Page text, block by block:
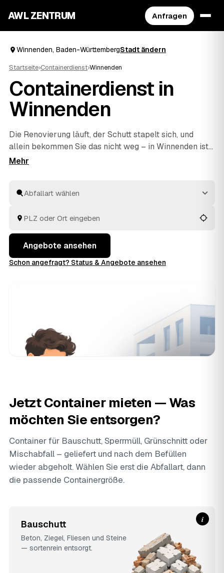
AWL ZENTRUM Anfragen
Winnenden, Baden-WürttembergStadt ändern
Startseite›Containerdienst›Winnenden
Containerdienst in
Winnenden
Die Renovierung läuft, der Schutt stapelt sich, und
allein bekommen Sie das nicht weg – in Winnenden ist
das der Moment für einen Container. Über AWL
mehrere Festpreis-Angebote geprüfter Anbieter ein.
Logistik kümmern müssen. Sie vergleichen die
und buchen, wenn der Preis stimmt.
Angebote ansehen
Schon angefragt? Status & Angebote ansehen
Jetzt Container mieten — Was
möchten Sie entsorgen?
Container für Bauschutt, Sperrmüll, Grünschnitt oder
Mischabfall – geliefert und nach dem Befüllen
wieder abgeholt. Wählen Sie erst die Abfallart, dann
die passende Containergröße.
Bauschutt
Beton, Ziegel, Fliesen und Steine
— sortenrein entsorgt.
i